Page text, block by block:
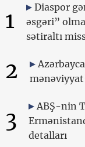
1
Diaspor
əsgəri”
sətiraltı
2
3
ABŞ-nin
detalları